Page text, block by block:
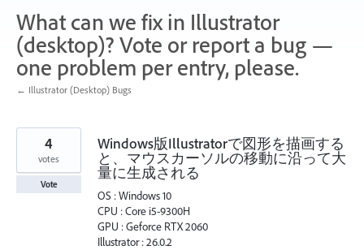
What can we fix in Illustrator
(desktop)? Vote or report a bug —
one problem per entry, please.
← Illustrator (Desktop) Bugs
Windows版Illustratorで図形を描画する
と、マウスカーソルの移動に沿って大
量に生成される
OS : Windows 10
CPU : Core i5-9300H
GPU : Geforce RTX 2060
Illustrator : 26.0.2
4
votes
Vote